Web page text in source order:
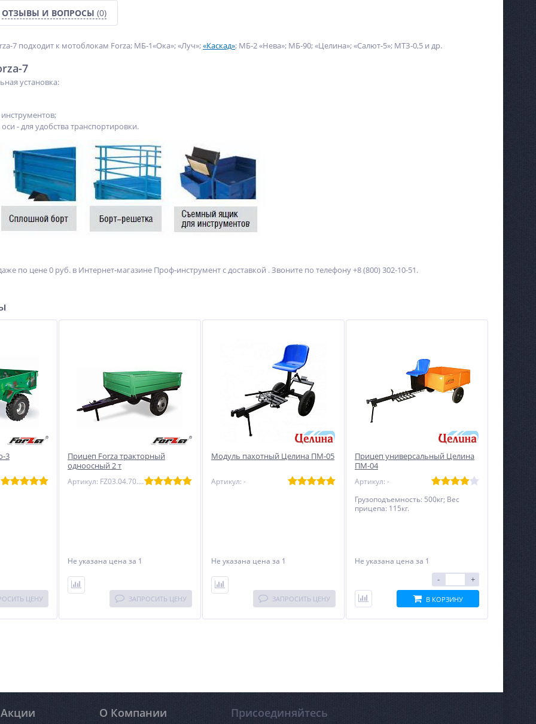
105 225руб.
ОТЗЫВЫ И ВОПРОСЫ (0)
7 подходит к мотоблокам Forza; МБ-1«Ока»; «Луч»;«Каскад»; МБ-2 «Нева»; МБ-90; «Целина»; «Салют-5»; МТЗ-0,5 и др.
7
установка:
- для удобства транспортировки.
по цене 0 руб. в Интернет-магазине Проф-инструмент с доставкой . Звоните по телефону +8 (800) 302-10-51.
3
ЦЕНУ
Прицеп Forza тракторный
одноосный 2 т
Артикул: FZ03.04.70.001
Не указана цена за 1
ЗАПРОСИТЬ ЦЕНУ
Модуль пахотный Целина ПМ-05
Артикул: -
Не указана цена за 1
ЗАПРОСИТЬ ЦЕНУ
Прицеп универсальный Целина
ПМ-04
Артикул: -
Грузоподъемность: 500кг; Вес
прицепа: 115кг.
Не указана цена за 1
- +
В КОРЗИНУ
Акции О Компании Присоединяйтесь